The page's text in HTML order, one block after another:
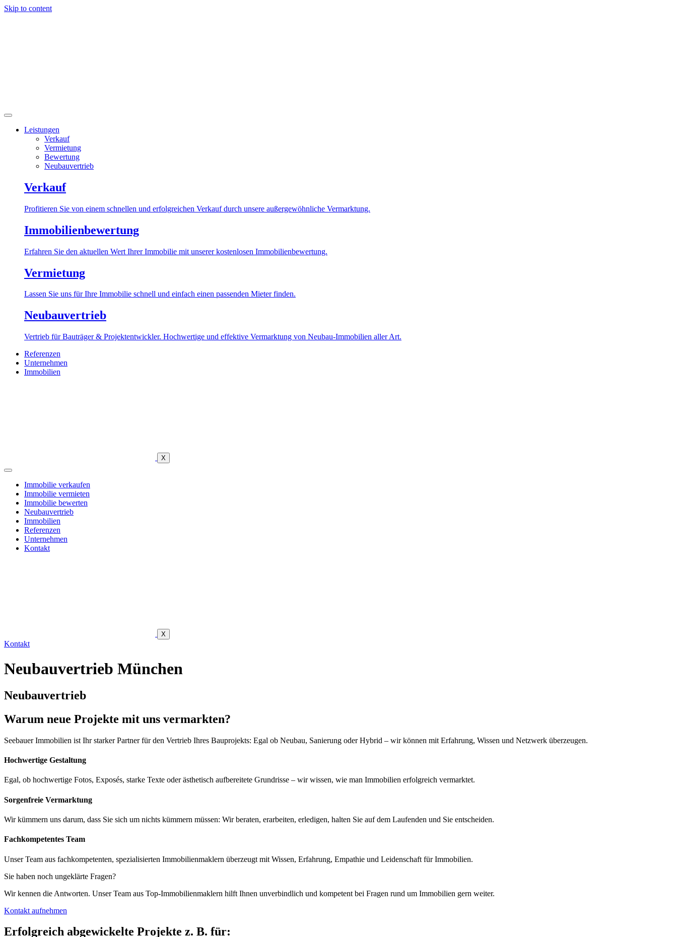
Skip to content
Leistungen
Verkauf
Vermietung
Bewertung
Neubauvertrieb
Verkauf
Profitieren Sie von einem schnellen und erfolgreichen Verkauf durch unsere außergewöhnliche Vermarktung.
Immobilienbewertung
Erfahren Sie den aktuellen Wert Ihrer Immobilie mit unserer kostenlosen Immobilienbewertung.
Vermietung
Lassen Sie uns für Ihre Immobilie schnell und einfach einen passenden Mieter finden.
Neubauvertrieb
Vertrieb für Bauträger & Projektentwickler. Hochwertige und effektive Vermarktung von Neubau-Immobilien aller Art.
Referenzen
Unternehmen
Immobilien
X
Immobilie verkaufen
Immobilie vermieten
Immobilie bewerten
Neubauvertrieb
Immobilien
Referenzen
Unternehmen
Kontakt
X
Kontakt
Neubauvertrieb München
Neubauvertrieb
Warum neue Projekte mit uns vermarkten?
Seebauer Immobilien ist Ihr starker Partner für den Vertrieb Ihres Bauprojekts: Egal ob Neubau, Sanierung oder Hybrid – wir können mit Erfahrung, Wissen und Netzwerk überzeugen.
Hochwertige Gestaltung
Egal, ob hochwertige Fotos, Exposés, starke Texte oder ästhetisch aufbereitete Grundrisse – wir wissen, wie man Immobilien erfolgreich vermarktet.
Sorgenfreie Vermarktung
Wir kümmern uns darum, dass Sie sich um nichts kümmern müssen: Wir beraten, erarbeiten, erledigen, halten Sie auf dem Laufenden und Sie entscheiden.
Fachkompetentes Team
Unser Team aus fachkompetenten, spezialisierten Immobilienmaklern überzeugt mit Wissen, Erfahrung, Empathie und Leidenschaft für Immobilien.
Sie haben noch ungeklärte Fragen?
Wir kennen die Antworten. Unser Team aus Top-Immobilienmaklern hilft Ihnen unverbindlich und kompetent bei Fragen rund um Immobilien gern weiter.
Kontakt aufnehmen
Erfolgreich abgewickelte Projekte z. B. für: